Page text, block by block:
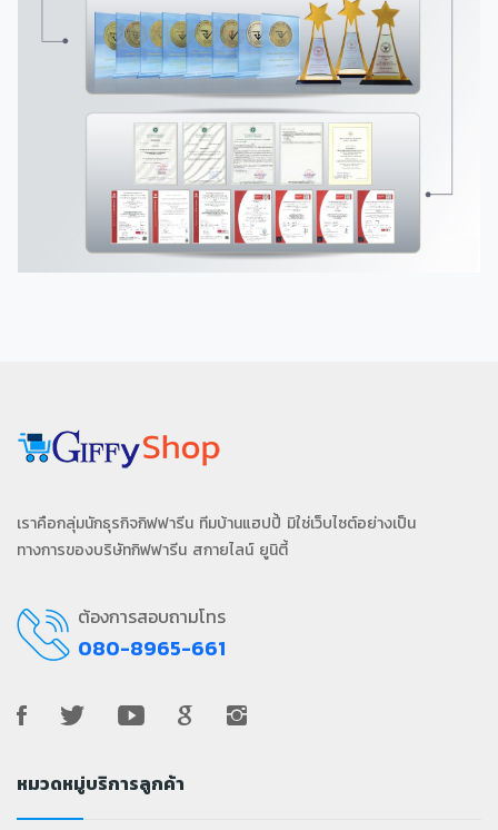
เราคือกลุ่มนักธุรกิจกิฟฟารีน ทีมบ้านแฮปปี้ มิใช่เว็บไซต์อย่างเป็น
ทางการของบริษัทกิฟฟารีน สกายไลน์ ยูนิตี้
ต้องการสอบถามโทร
080-8965-661
หมวดหมู่บริการลูกค้า